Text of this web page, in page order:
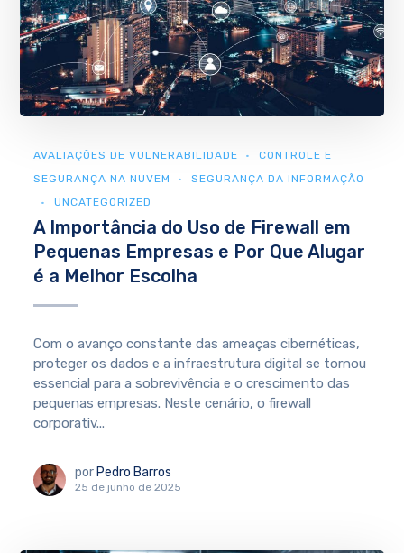
AVALIAÇÕES DE VULNERABILIDADE
CONTROLE E
SEGURANÇA NA NUVEM
SEGURANÇA DA INFORMAÇÃO
UNCATEGORIZED
A Importância do Uso de Firewall em
Pequenas Empresas e Por Que Alugar
é a Melhor Escolha
Com o avanço constante das ameaças cibernéticas,
proteger os dados e a infraestrutura digital se tornou
essencial para a sobrevivência e o crescimento das
pequenas empresas. Neste cenário, o firewall
corporativ...
por Pedro Barros
25 de junho de 2025